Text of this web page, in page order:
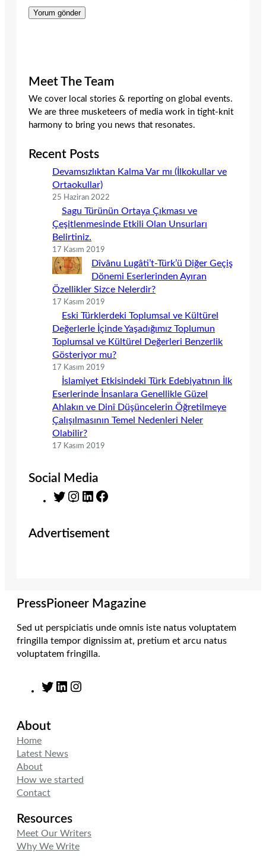
Meet The Team
We cover local stories & reporting on global events.
We are three musketeers of media work in tight-knit
harmony to bring you news that resonates.
Recent Posts
Devamsızlıktan Kalma Var mı (İlkokullar ve
Ortaokullar)
25 Haziran 2022
Sagu Türünün Ortaya Çıkması ve
Çeşitlenmesinde Etkili Olan Unsurları
Belirtiniz.
17 Kasım 2019
Dîvânu Lugâti’t-Türk’ü Diğer Geçiş
Dönemi Eserlerinden Ayıran
Özellikler Sizce Nelerdir?
17 Kasım 2019
Eski Türklerdeki Toplumsal ve Kültürel
Değerlerle İçinde Yaşadığımız Toplumun
Toplumsal ve Kültürel Değerleri Benzerlik
Gösteriyor mu?
17 Kasım 2019
İslamiyet Etkisindeki Türk Edebiyatının İlk
Eserlerinde İnsanlara Genellikle Güzel
Ahlakın ve Dinî Düşüncelerin Öğretilmeye
Çalışılmasının Temel Nedenleri Neler
Olabilir?
17 Kasım 2019
Social Media
T
t
t
m
L
k
e
Advertisement
PressPioneer Magazine
Sed ut perspiciatis unde omnis iste natus voluptatem
fringilla tempor dignissim at, pretium et arcu natus
voluptatem fringilla.
T
e
L
n
a
About
Home
Latest News
About
How we started
Contact
Resources
Meet Our Writers
Why We Write